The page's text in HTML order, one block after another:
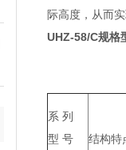
际高度，从而
UHZ-58/C规格
系 列
型 号
结构特